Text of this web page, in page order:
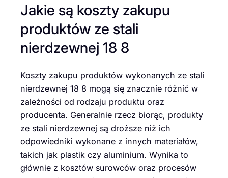
Jakie są koszty zakupu
produktów ze stali
nierdzewnej 18 8
Koszty zakupu produktów wykonanych ze stali
nierdzewnej 18 8 mogą się znacznie różnić w
zależności od rodzaju produktu oraz
producenta. Generalnie rzecz biorąc, produkty
ze stali nierdzewnej są droższe niż ich
odpowiedniki wykonane z innych materiałów,
takich jak plastik czy aluminium. Wynika to
głównie z kosztów surowców oraz procesów